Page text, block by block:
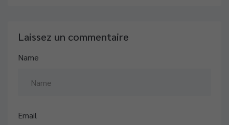
Laissez un commentaire
Name
Email